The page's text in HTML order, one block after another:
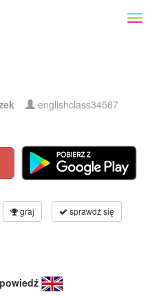
englishclass34567
graj sprawdź się